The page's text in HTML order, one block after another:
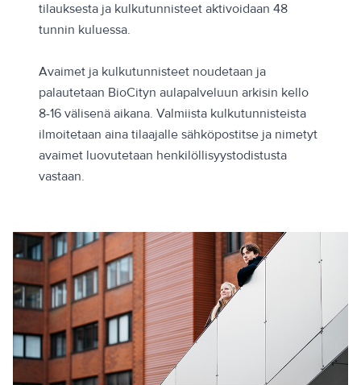
tilauksesta ja kulkutunnisteet aktivoidaan 48
tunnin kuluessa.
Avaimet ja kulkutunnisteet noudetaan ja
palautetaan BioCityn aulapalveluun arkisin kello
8-16 välisenä aikana. Valmiista kulkutunnisteista
ilmoitetaan aina tilaajalle sähköpostitse ja nimetyt
avaimet luovutetaan henkilöllisyystodistusta
vastaan.